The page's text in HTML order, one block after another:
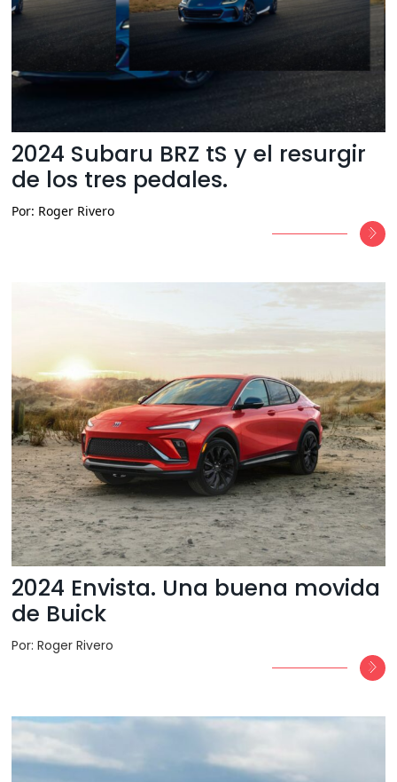
2024 Subaru BRZ tS y el resurgir
de los tres pedales.
Por: Roger Rivero
2024 Envista. Una buena movida
de Buick
Por: Roger Rivero